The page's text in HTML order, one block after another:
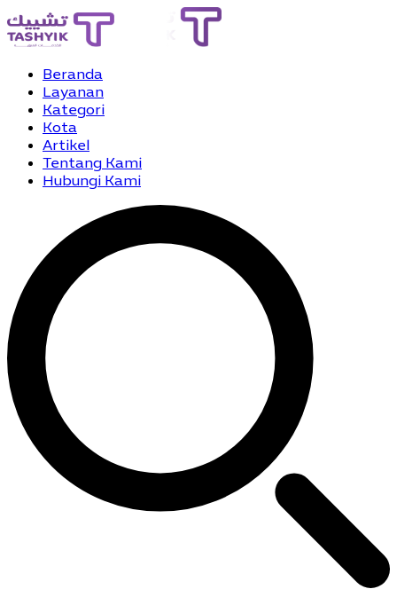
Beranda
Layanan
Kategori
Kota
Artikel
Tentang Kami
Hubungi Kami